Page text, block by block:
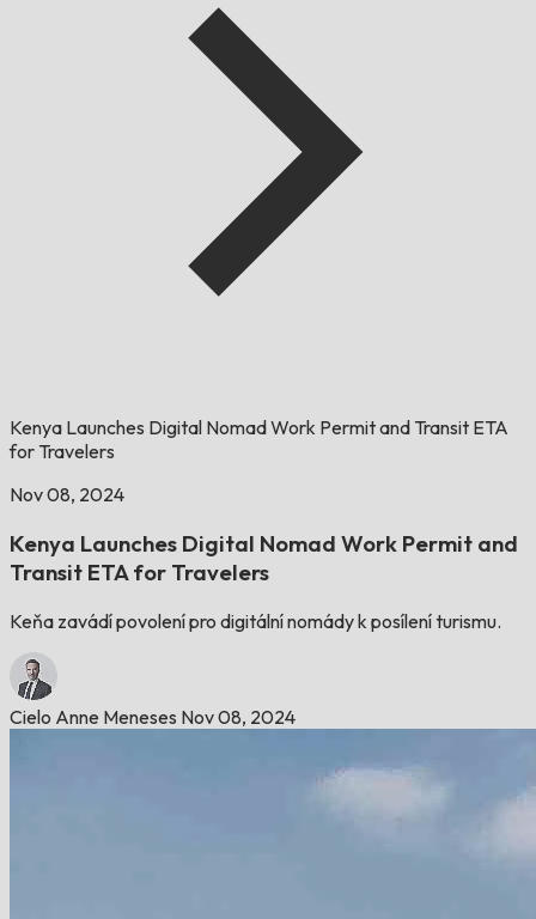
Kenya Launches Digital Nomad Work Permit and Transit ETA
for Travelers
Nov 08, 2024
Kenya Launches Digital Nomad Work Permit and
Transit ETA for Travelers
Keňa zavádí povolení pro digitální nomády k posílení turismu.
Cielo Anne Meneses Nov 08, 2024